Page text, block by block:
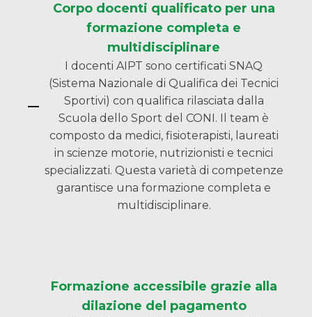
Corpo docenti qualificato per una
formazione completa e
multidisciplinare
I docenti AIPT sono certificati SNAQ
(Sistema Nazionale di Qualifica dei Tecnici
Sportivi) con qualifica rilasciata dalla
Scuola dello Sport del CONI. Il team è
composto da medici, fisioterapisti, laureati
in scienze motorie, nutrizionisti e tecnici
specializzati. Questa varietà di competenze
garantisce una formazione completa e
multidisciplinare.
Formazione accessibile grazie alla
dilazione del pagamento